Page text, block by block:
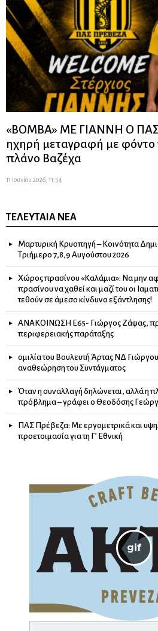
«ΒΟΜΒΑ» ΜΕ ΓΙΑΝΝΗ Ο
ηχηρή μεταγραφή με φόντο
πλάνο Βαζέχα
11 Ιουνίου 2026, 11:54
ΤΕΛΕΥΤΑΊΑ ΝΈΑ
Μαρτυρική Κρυοπηγή – Κοινότητα
Τριήμερο 7,8,9 Αυγούστου 2026
Χώρος πρασίνου «Καλάμια»: Να μην
πρασίνου να χαθεί και μαζί του οι
τεθούν σε άμεσο κίνδυνο εξάντλησης!
ΑΝΑΚΟΙΝΩΣΗ Ε65- Γιώργος Ζάψας,
περιφερειακής παράταξης
ομιλία του Βουλευτή Άρτας ΝΔ Γιώργου
αναθεώρηση του Συντάγματος
Όταν η συναλλαγή δηλώνεται, αλλά η
πρόβλημα – γράφει ο Θεοδόσης
ΠΑΣ Πρέβεζα: Με εργομετρικά και
προετοιμασία για τη Γ’ Εθνική